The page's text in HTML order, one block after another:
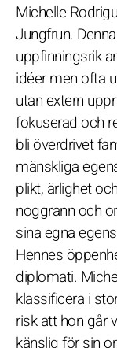
Michelle
Jungfrun.
uppfinningsrik
idéer men ofta
utan extern
fokuserad och
bli överdrivet
mänskliga
plikt, ärlighet
noggrann och
sina egna
Hennes
diplomati.
klassificera i
risk att hon går
känslig för sin